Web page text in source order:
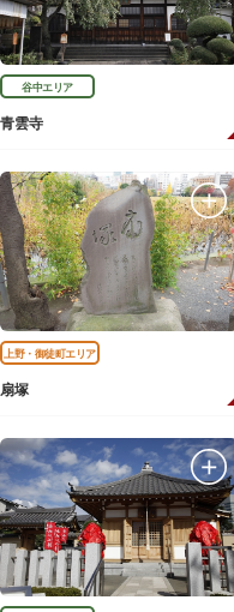
谷中エリア
青雲寺
上野・御徒町エリア
扇塚